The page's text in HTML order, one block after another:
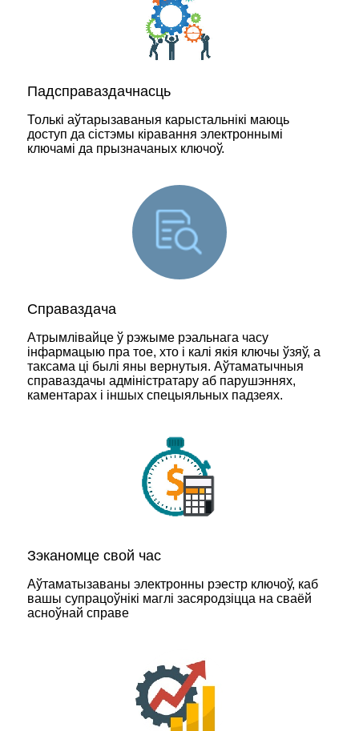
Падсправаздачнасць
Толькі аўтарызаваныя карыстальнікі маюць
доступ да сістэмы кіравання электроннымі
ключамі да прызначаных ключоў.
Справаздача
Атрымлівайце ў рэжыме рэальнага часу
інфармацыю пра тое, хто і калі якія ключы ўзяў, а
таксама ці былі яны вернутыя. Аўтаматычныя
справаздачы адміністратару аб парушэннях,
каментарах і іншых спецыяльных падзеях.
Зэканомце свой час
Аўтаматызаваны электронны рэестр ключоў, каб
вашы супрацоўнікі маглі засяродзіцца на сваёй
асноўнай справе